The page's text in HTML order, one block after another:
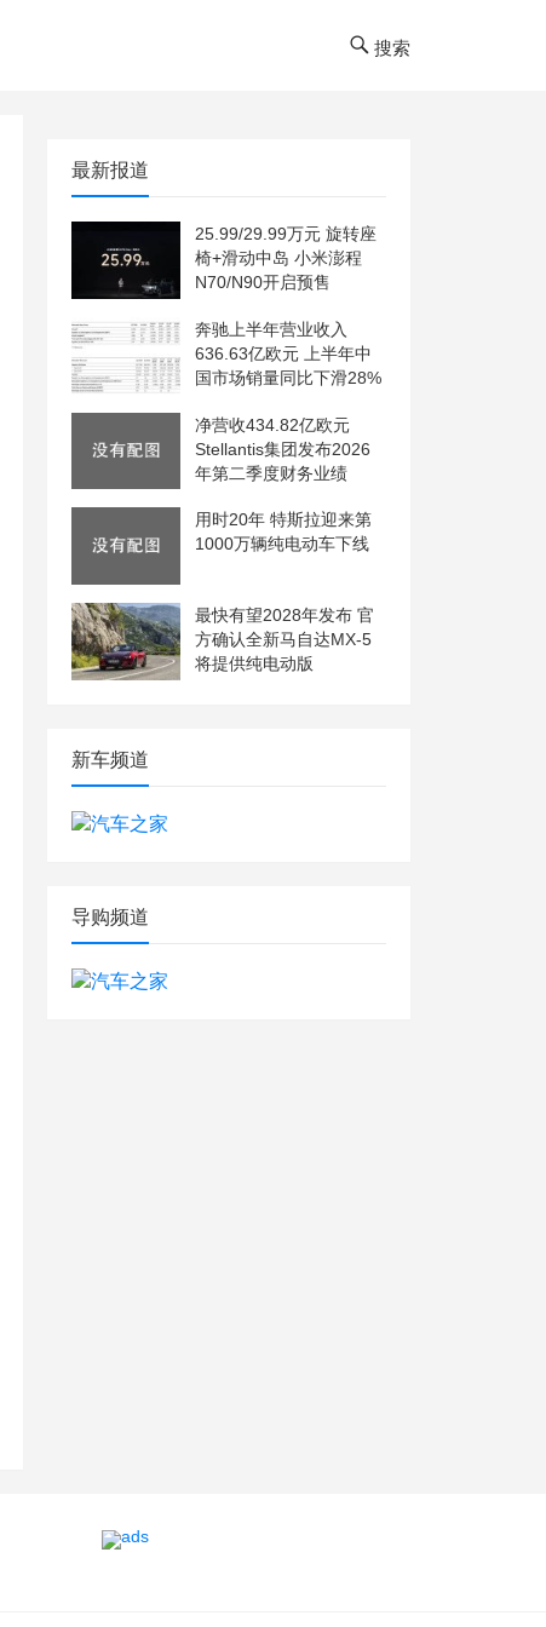
搜索
最新报道
25.99/29.99万元 旋转座
椅+滑动中岛 小米澎程
N70/N90开启预售
奔驰上半年营业收入
636.63亿欧元 上半年中
国市场销量同比下滑28%
净营收434.82亿欧元
Stellantis集团发布2026
年第二季度财务业绩
用时20年 特斯拉迎来第
1000万辆纯电动车下线
最快有望2028年发布 官
方确认全新马自达MX-5
将提供纯电动版
新车频道
导购频道